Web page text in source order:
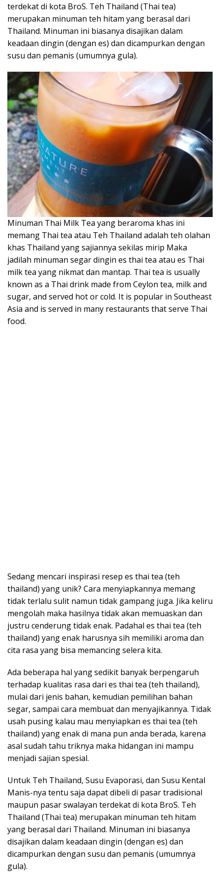
terdekat di kota BroS. Teh Thailand (Thai tea)
merupakan minuman teh hitam yang berasal dari
Thailand. Minuman ini biasanya disajikan dalam
keadaan dingin (dengan es) dan dicampurkan dengan
susu dan pemanis (umumnya gula).
Minuman Thai Milk Tea yang beraroma khas ini
memang Thai tea atau Teh Thailand adalah teh olahan
khas Thailand yang sajiannya sekilas mirip Maka
jadilah minuman segar dingin es thai tea atau es Thai
milk tea yang nikmat dan mantap. Thai tea is usually
known as a Thai drink made from Ceylon tea, milk and
sugar, and served hot or cold. It is popular in Southeast
Asia and is served in many restaurants that serve Thai
food.
Sedang mencari inspirasi resep es thai tea (teh
thailand) yang unik? Cara menyiapkannya memang
tidak terlalu sulit namun tidak gampang juga. Jika keliru
mengolah maka hasilnya tidak akan memuaskan dan
justru cenderung tidak enak. Padahal es thai tea (teh
thailand) yang enak harusnya sih memiliki aroma dan
cita rasa yang bisa memancing selera kita.
Ada beberapa hal yang sedikit banyak berpengaruh
terhadap kualitas rasa dari es thai tea (teh thailand),
mulai dari jenis bahan, kemudian pemilihan bahan
segar, sampai cara membuat dan menyajikannya. Tidak
usah pusing kalau mau menyiapkan es thai tea (teh
thailand) yang enak di mana pun anda berada, karena
asal sudah tahu triknya maka hidangan ini mampu
menjadi sajian spesial.
Untuk Teh Thailand, Susu Evaporasi, dan Susu Kental
Manis-nya tentu saja dapat dibeli di pasar tradisional
maupun pasar swalayan terdekat di kota BroS. Teh
Thailand (Thai tea) merupakan minuman teh hitam
yang berasal dari Thailand. Minuman ini biasanya
disajikan dalam keadaan dingin (dengan es) dan
dicampurkan dengan susu dan pemanis (umumnya
gula).